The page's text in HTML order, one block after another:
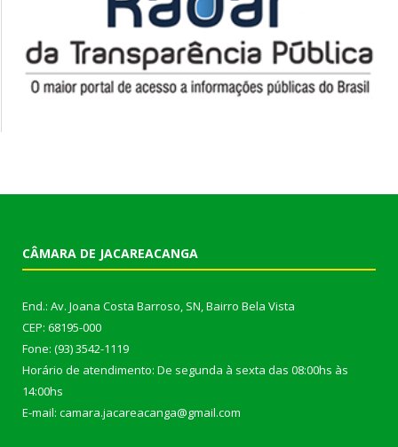
CÂMARA DE JACAREACANGA
End.: Av. Joana Costa Barroso, SN, Bairro Bela Vista
CEP: 68195-000
Fone: (93) 3542-1119
Horário de atendimento: De segunda à sexta das 08:00hs às
14:00hs
E-mail: camara.jacareacanga@gmail.com